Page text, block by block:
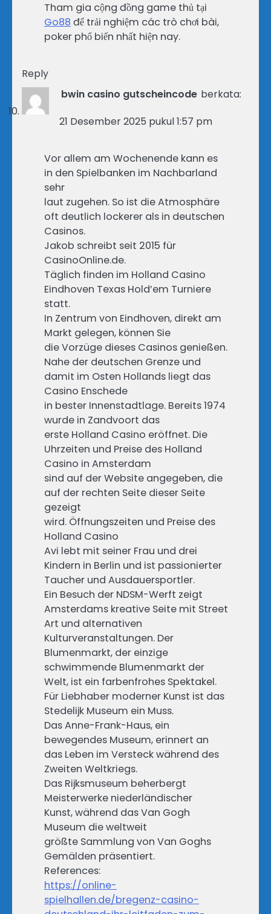
Tham gia cộng đồng game thủ tại
Go88 để trải nghiệm các trò chơi bài,
poker phổ biến nhất hiện nay.
Reply
bwin casino gutscheincode berkata:
21 Desember 2025 pukul 1:57 pm
Vor allem am Wochenende kann es
in den Spielbanken im Nachbarland
sehr
laut zugehen. So ist die Atmosphäre
oft deutlich lockerer als in deutschen
Casinos.
Jakob schreibt seit 2015 für
CasinoOnline.de.
Täglich finden im Holland Casino
Eindhoven Texas Hold’em Turniere
statt.
In Zentrum von Eindhoven, direkt am
Markt gelegen, können Sie
die Vorzüge dieses Casinos genießen.
Nahe der deutschen Grenze und
damit im Osten Hollands liegt das
Casino Enschede
in bester Innenstadtlage. Bereits 1974
wurde in Zandvoort das
erste Holland Casino eröffnet. Die
Uhrzeiten und Preise des Holland
Casino in Amsterdam
sind auf der Website angegeben, die
auf der rechten Seite dieser Seite
gezeigt
wird. Öffnungszeiten und Preise des
Holland Casino
Avi lebt mit seiner Frau und drei
Kindern in Berlin und ist passionierter
Taucher und Ausdauersportler.
Ein Besuch der NDSM-Werft zeigt
Amsterdams kreative Seite mit Street
Art und alternativen
Kulturveranstaltungen. Der
Blumenmarkt, der einzige
schwimmende Blumenmarkt der
Welt, ist ein farbenfrohes Spektakel.
Für Liebhaber moderner Kunst ist das
Stedelijk Museum ein Muss.
Das Anne-Frank-Haus, ein
bewegendes Museum, erinnert an
das Leben im Versteck während des
Zweiten Weltkriegs.
Das Rijksmuseum beherbergt
Meisterwerke niederländischer
Kunst, während das Van Gogh
Museum die weltweit
größte Sammlung von Van Goghs
Gemälden präsentiert.
References:
https://online-
spielhallen.de/bregenz-casino-